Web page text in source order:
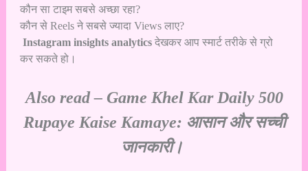
कौन सा टाइम सबसे अच्छा रहा?
कौन से Reels ने सबसे ज्यादा Views लाए?
Instagram insights analyticsदेखकर आप स्मार्ट तरीके से ग्रो
कर सकते हो।
Also read – Game Khel Kar Daily 500
Rupaye Kaise Kamaye: आसान और सच्ची
जानकारी।